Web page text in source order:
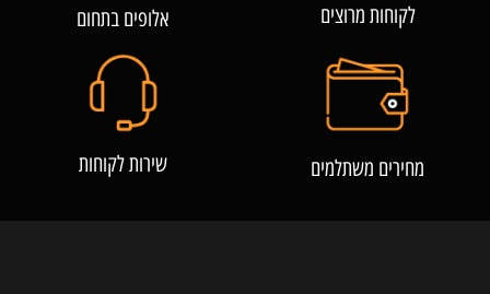
לקוחות מרוצים אלופים בתחום
מחירים משתלמים שירות לקוחות